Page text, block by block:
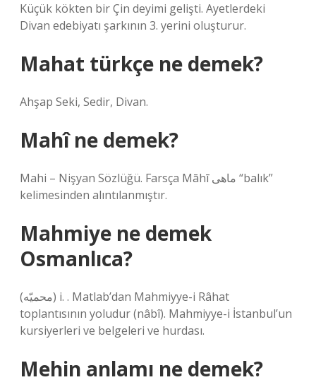
Küçük kökten bir Çin deyimi gelişti. Ayetlerdeki
Divan edebiyatı şarkının 3. yerini oluşturur.
Mahat türkçe ne demek?
Ahşap Seki, Sedir, Divan.
Mahî ne demek?
Mahi – Nişyan Sözlüğü. Farsça Māhī ماهی “balık”
kelimesinden alıntılanmıştır.
Mahmiye ne demek
Osmanlıca?
(ﻣﺤﻤﻴّﻪ) i. . Matlab’dan Mahmiyye-i Râhat
toplantısının yoludur (nâbî). Mahmiyye-i İstanbul’un
kursiyerleri ve belgeleri ve hurdası.
Mehin anlamı ne demek?